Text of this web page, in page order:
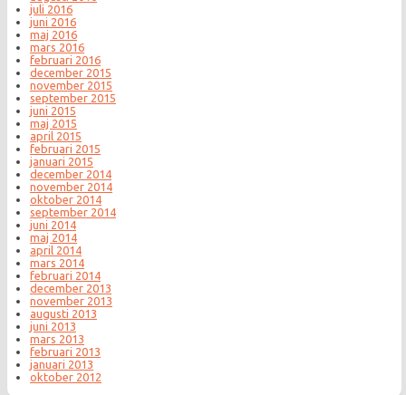
juli 2016
juni 2016
maj 2016
mars 2016
februari 2016
december 2015
november 2015
september 2015
juni 2015
maj 2015
april 2015
februari 2015
januari 2015
december 2014
november 2014
oktober 2014
september 2014
juni 2014
maj 2014
april 2014
mars 2014
februari 2014
december 2013
november 2013
augusti 2013
juni 2013
mars 2013
februari 2013
januari 2013
oktober 2012